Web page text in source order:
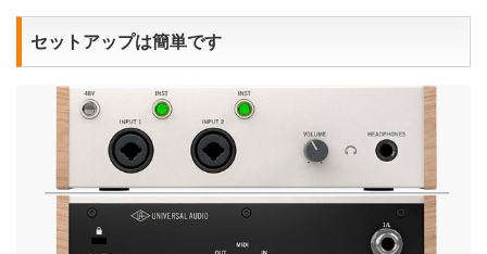
セットアップは簡単です